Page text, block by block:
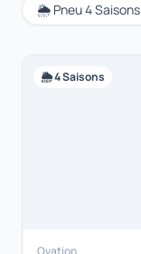
🌦️ Pneu 4 Saisons
🌦️ 4 Saisons
Ovation